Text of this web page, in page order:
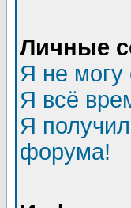
Личные
Я не могу
Я всё
Я
форума!